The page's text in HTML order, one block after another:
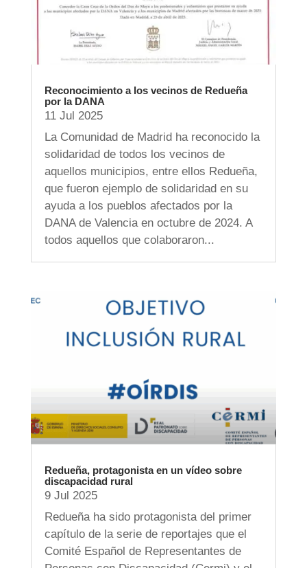
Reconocimiento a los vecinos de Redueña
por la DANA
11 Jul 2025
La Comunidad de Madrid ha reconocido la
solidaridad de todos los vecinos de
aquellos municipios, entre ellos Redueña,
que fueron ejemplo de solidaridad en su
ayuda a los pueblos afectados por la
DANA de Valencia en octubre de 2024. A
todos aquellos que colaboraron...
Redueña, protagonista en un vídeo sobre
discapacidad rural
9 Jul 2025
Redueña ha sido protagonista del primer
capítulo de la serie de reportajes que el
Comité Español de Representantes de